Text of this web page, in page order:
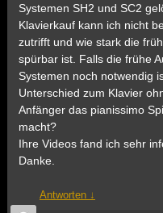
Systemen SH2 und SC2
Klavierkauf kann ich nicht
zutrifft und wie stark die
spürbar ist. Falls die frühe
Systemen noch notwendig
Unterschied zum Klavier
Anfänger das pianissimo
macht?
Ihre Videos fand ich sehr
Danke.
Antworten ↓